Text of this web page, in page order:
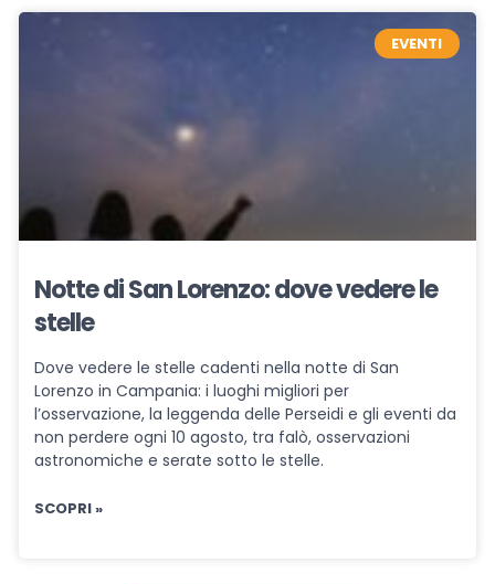
EVENTI
Notte di San Lorenzo: dove vedere le
stelle
Dove vedere le stelle cadenti nella notte di San
Lorenzo in Campania: i luoghi migliori per
l’osservazione, la leggenda delle Perseidi e gli eventi da
non perdere ogni 10 agosto, tra falò, osservazioni
astronomiche e serate sotto le stelle.
SCOPRI »